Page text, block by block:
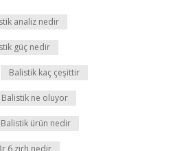
analiz nedir
güç nedir
Balistik kaç çeşittir
Balistik ne oluyor
Balistik ürün nedir
6 zırh nedir